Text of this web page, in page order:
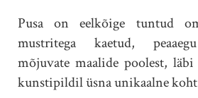
Pusa on eelkõige tuntud
mustritega kaetud,
mõjuvate maalide poolest,
kunstipildil üsna unikaalne